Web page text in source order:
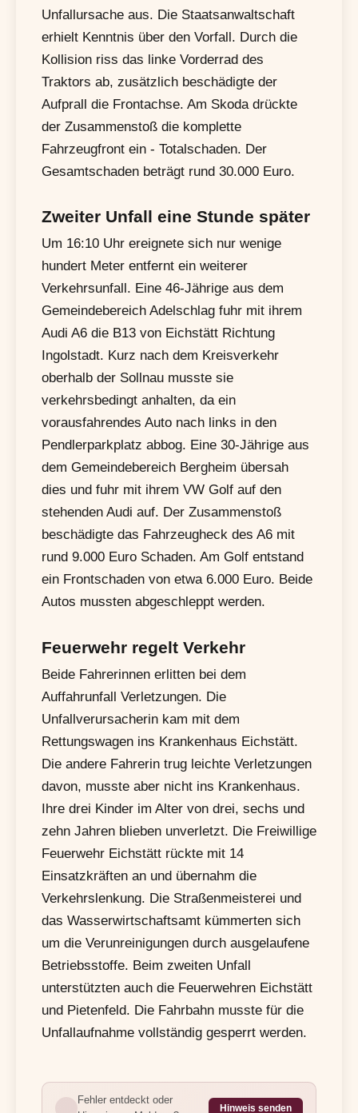
Unfallursache aus. Die Staatsanwaltschaft
erhielt Kenntnis über den Vorfall. Durch die
Kollision riss das linke Vorderrad des
Traktors ab, zusätzlich beschädigte der
Aufprall die Frontachse. Am Skoda drückte
der Zusammenstoß die komplette
Fahrzeugfront ein - Totalschaden. Der
Gesamtschaden beträgt rund 30.000 Euro.
Zweiter Unfall eine Stunde später
Um 16:10 Uhr ereignete sich nur wenige
hundert Meter entfernt ein weiterer
Verkehrsunfall. Eine 46-Jährige aus dem
Gemeindebereich Adelschlag fuhr mit ihrem
Audi A6 die B13 von Eichstätt Richtung
Ingolstadt. Kurz nach dem Kreisverkehr
oberhalb der Sollnau musste sie
verkehrsbedingt anhalten, da ein
vorausfahrendes Auto nach links in den
Pendlerparkplatz abbog. Eine 30-Jährige aus
dem Gemeindebereich Bergheim übersah
dies und fuhr mit ihrem VW Golf auf den
stehenden Audi auf. Der Zusammenstoß
beschädigte das Fahrzeugheck des A6 mit
rund 9.000 Euro Schaden. Am Golf entstand
ein Frontschaden von etwa 6.000 Euro. Beide
Autos mussten abgeschleppt werden.
Feuerwehr regelt Verkehr
Beide Fahrerinnen erlitten bei dem
Auffahrunfall Verletzungen. Die
Unfallverursacherin kam mit dem
Rettungswagen ins Krankenhaus Eichstätt.
Die andere Fahrerin trug leichte Verletzungen
davon, musste aber nicht ins Krankenhaus.
Ihre drei Kinder im Alter von drei, sechs und
zehn Jahren blieben unverletzt. Die Freiwillige
Feuerwehr Eichstätt rückte mit 14
Einsatzkräften an und übernahm die
Verkehrslenkung. Die Straßenmeisterei und
das Wasserwirtschaftsamt kümmerten sich
um die Verunreinigungen durch ausgelaufene
Betriebsstoffe. Beim zweiten Unfall
unterstützten auch die Feuerwehren Eichstätt
und Pietenfeld. Die Fahrbahn musste für die
Unfallaufnahme vollständig gesperrt werden.
Fehler entdeckt oder
Hinweis senden